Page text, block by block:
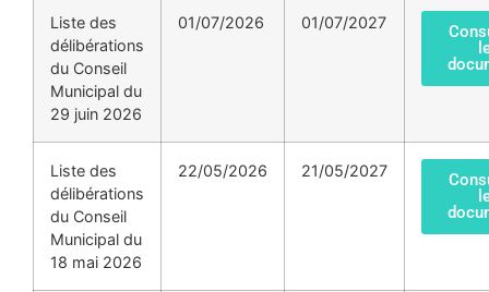
Liste des
délibérations
du Conseil
Municipal du
29 juin 2026
01/07/2026 01/07/2027
Liste des
délibérations
du Conseil
Municipal du
18 mai 2026
22/05/2026 21/05/2027